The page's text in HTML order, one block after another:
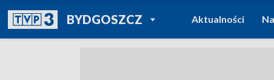
BYDGOSZCZPOWRÓT DO
TVP REGIONY
Aktualności